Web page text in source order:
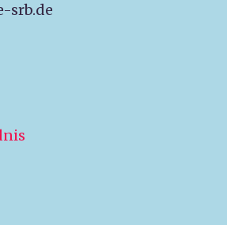
srb.de